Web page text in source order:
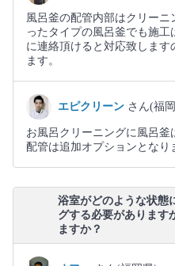
風呂釜の配管内部はクリー
ったタイプの風呂釜でも施
に連絡頂けると対応致しま
ます。
エピクリーン さん(福
お風呂クリーニングに風呂釜
配管は追加オプションとなり
浴室がどのような状態
グする必要があります
ますか？